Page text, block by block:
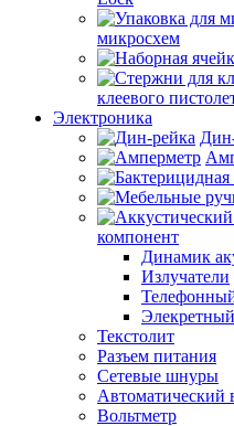
микросхем
клеевого
Электроника
компонент
Динамик
Излучатели
Текстолит
Разъем питания
Сетевые шнуры
Автоматический
Вольтметр